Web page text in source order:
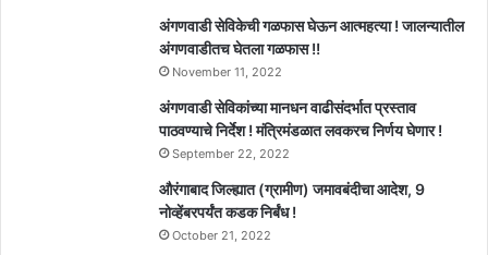
अंगणवाडी सेविकेची गळफास घेऊन आत्महत्या ! जालन्यातील
अंगणवाडीतच घेतला गळफास !!
November 11, 2022
अंगणवाडी सेविकांच्या मानधन वाढीसंदर्भात प्रस्ताव
पाठवण्याचे निर्देश ! मंत्रिमंडळात लवकरच निर्णय घेणार !
September 22, 2022
औरंगाबाद जिल्ह्यात (ग्रामीण) जमावबंदीचा आदेश, 9
नोव्हेंबरपर्यंत कडक निर्बंध !
October 21, 2022